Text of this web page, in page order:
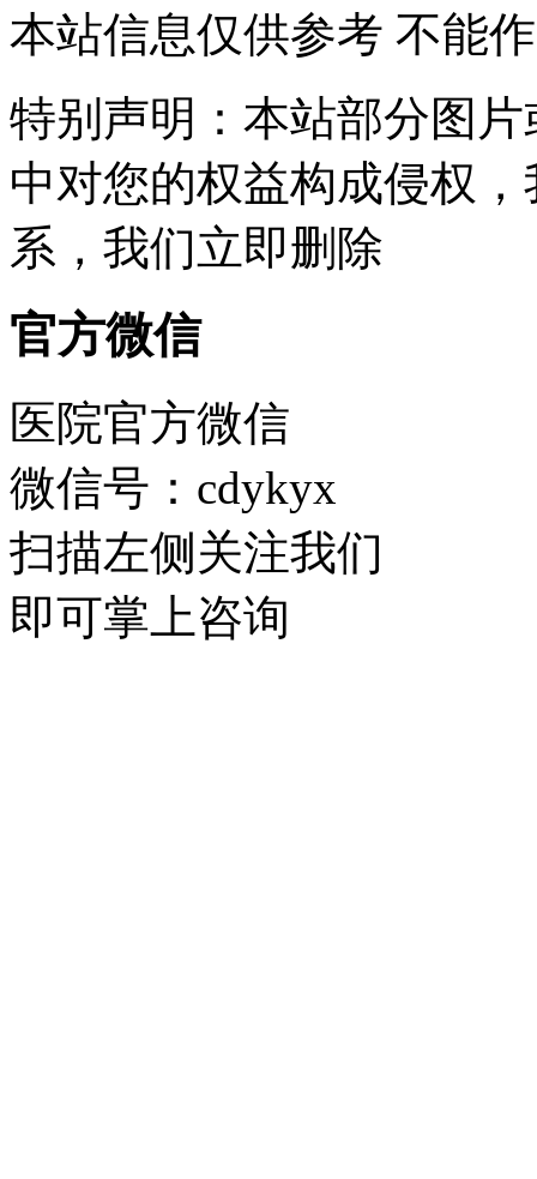
本站信息仅供参考 不能
特别声明：本站部分图
中对您的权益构成侵权
系，我们立即删除
官方微信
医院官方微信
微信号：cdykyx
扫描左侧关注我们
即可掌上咨询